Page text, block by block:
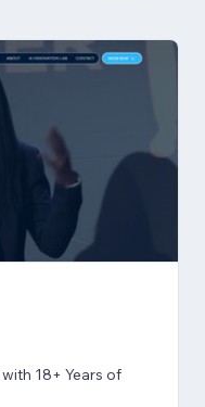
18+ Years of